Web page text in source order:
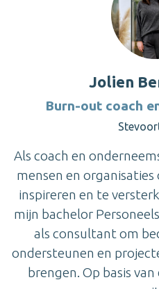
Jolien
Burn-out coach
Als coach en
mensen en
inspireren en te
mijn bachelor
als consultant om
ondersteunen en
brengen. Op basis